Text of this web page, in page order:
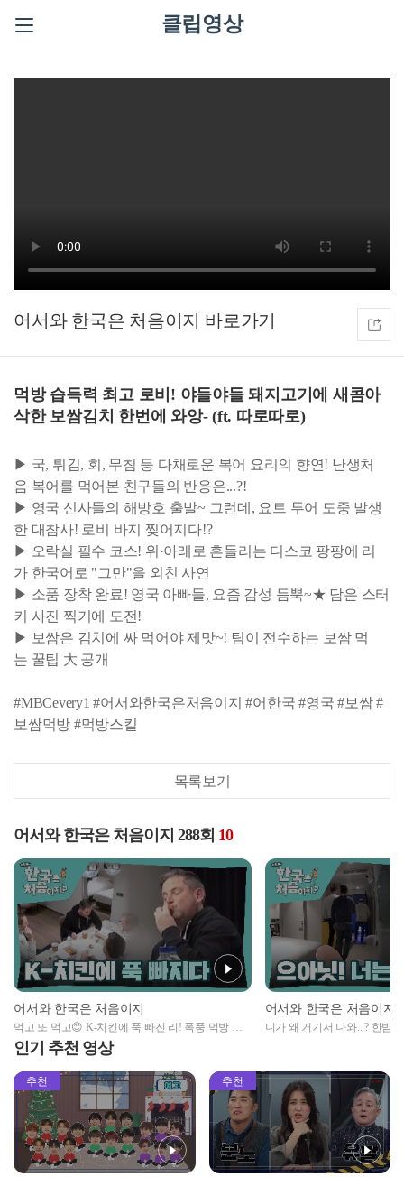
클립영상
어서와 한국은 처음이지
먹방 습득력 최고 로비! 야들야들 돼지고기에 새콤아
삭한 보쌈김치 한번에 와앙- (ft. 따로따로)
▶ 국, 튀김, 회, 무침 등 다채로운 복어 요리의 향연! 난생처
음 복어를 먹어본 친구들의 반응은...?!
▶ 영국 신사들의 해방호 출발~ 그런데, 요트 투어 도중 발생
한 대참사! 로비 바지 찢어지다!?
▶ 오락실 필수 코스! 위·아래로 흔들리는 디스코 팡팡에 리
가 한국어로 "그만"을 외친 사연
▶ 소품 장착 완료! 영국 아빠들, 요즘 감성 듬뿍~★ 담은 스터
커 사진 찍기에 도전!
▶ 보쌈은 김치에 싸 먹어야 제맛~! 팀이 전수하는 보쌈 먹
는 꿀팁 大 공개
#MBCevery1 #어서와한국은처음이지 #어한국 #영국 #보쌈 #
보쌈먹방 #먹방스킬
목록보기
어서와 한국은 처음이지 288회 10
어서와 한국은 처음이지
먹고 또 먹고😊 K-치킨에 푹 빠진 리! 폭풍 먹방 시
전ㅋㅋ
어서와 한국은 처음이지
니가 왜 거기서 나와...? 한밤
인기 추천 영상
추천 추천